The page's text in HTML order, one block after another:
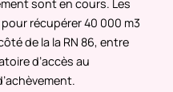
sont en cours. Les
récupérer 40 000 m3
de la la RN 86, entre
d’accès au